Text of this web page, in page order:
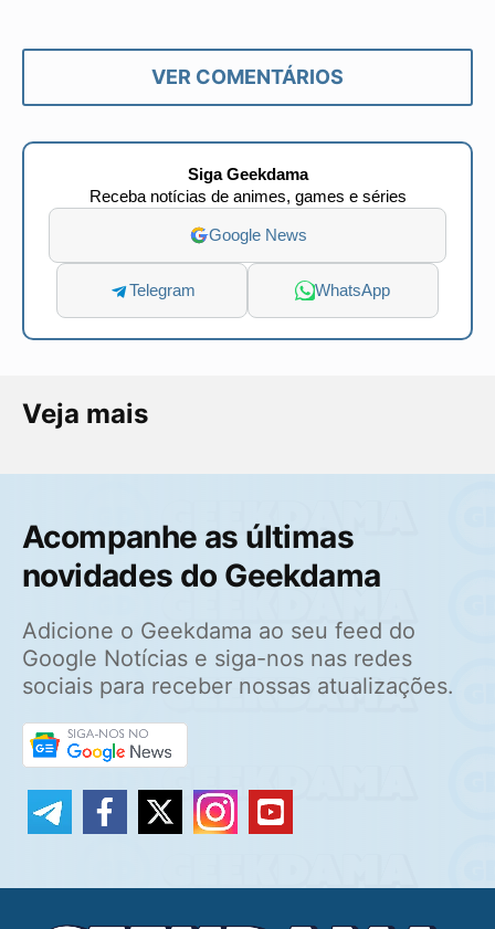
VER COMENTÁRIOS
Siga Geekdama
Receba notícias de animes, games e séries
Google News
Telegram WhatsApp
Veja mais
Acompanhe as últimas
novidades do Geekdama
Adicione o Geekdama ao seu feed do
Google Notícias e siga-nos nas redes
sociais para receber nossas atualizações.